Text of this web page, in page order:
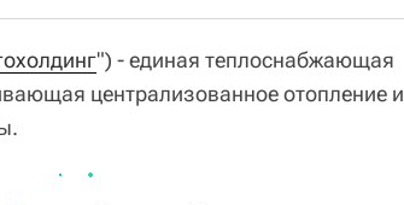
") - единая теплоснабжающая
централизованное отопление и